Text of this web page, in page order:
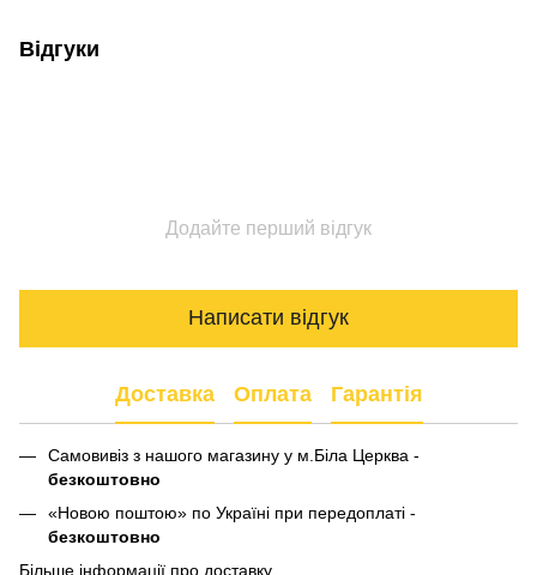
Відгуки
Додайте перший відгук
Написати відгук
Доставка Оплата Гарантія
Самовивіз з нашого магазину у м.Біла Церква -
безкоштовно
«Новою поштою» по Україні при передоплаті -
безкоштовно
Більше інформації про доставку